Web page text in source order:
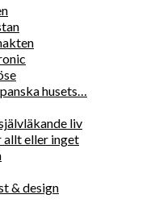
husets…
liv
allt eller inget
& design